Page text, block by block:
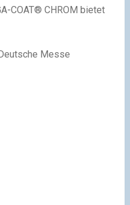
COAT® CHROM bietet
Messe